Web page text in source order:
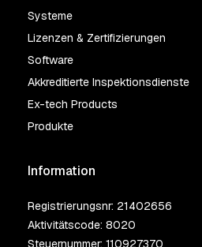
Systeme
Lizenzen & Zertifizierungen
Software
Akkreditierte Inspektionsdienste
Ex-tech Products
Produkte
Information
Registrierungsnr: 21402656
Aktivitätscode: 8020
Steuernummer: 110927370